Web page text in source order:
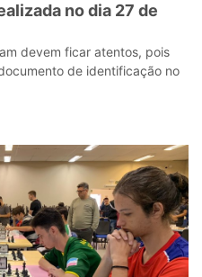
no dia 27 de
devem ficar atentos, pois
de identificação no